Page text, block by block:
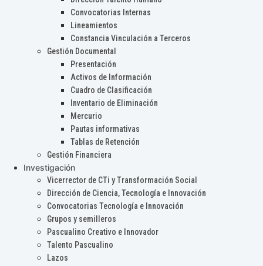
Convocatorias Internas
Lineamientos
Constancia Vinculación a Terceros
Gestión Documental
Presentación
Activos de Información
Cuadro de Clasificación
Inventario de Eliminación
Mercurio
Pautas informativas
Tablas de Retención
Gestión Financiera
Investigación
Vicerrector de CTi y Transformación Social
Dirección de Ciencia, Tecnología e Innovación
Convocatorias Tecnología e Innovación
Grupos y semilleros
Pascualino Creativo e Innovador
Talento Pascualino
Lazos